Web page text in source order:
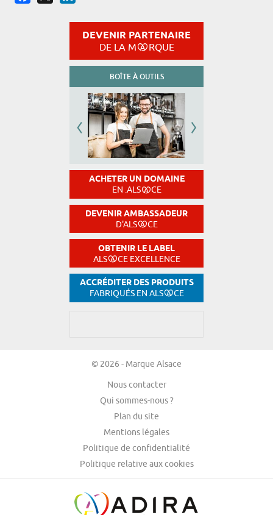
DEVENIR PARTENAIRE
DE LA M RQUE
BOÎTE À OUTILS
ACHETER UN DOMAINE
EN .ALS CE
DEVENIR AMBASSADEUR
D'ALS CE
OBTENIR LE LABEL
ALS CE EXCELLENCE
ACCRÉDITER DES PRODUITS
FABRIQUÉS EN ALS CE
© 2026 - Marque Alsace
Nous contacter
Qui sommes-nous ?
Plan du site
Mentions légales
Politique de confidentialité
Politique relative aux cookies